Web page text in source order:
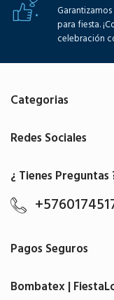
para fiesta.
celebración
Categorias
Redes Sociales
¿ Tienes Preguntas
Pagos Seguros
Bombatex |